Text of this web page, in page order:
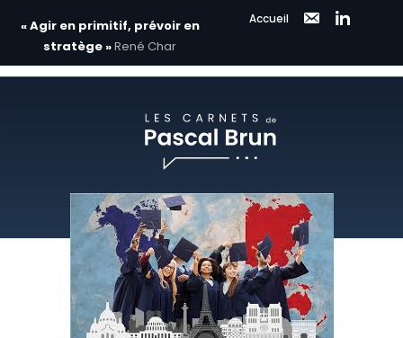
« Agir en primitif, prévoir en
stratège »René Char
Accueil